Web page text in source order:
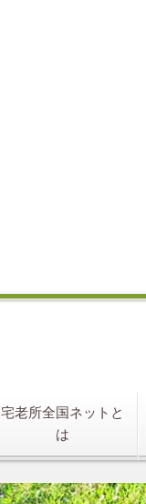
宅老所全国ネットと
は